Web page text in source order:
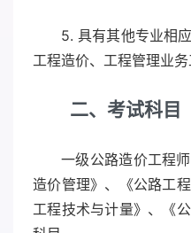
5. 具有其他专业相
工程造价、工程管理业务
二、考试科目
一级公路造价工程
造价管理》、《公路工
工程技术与计量》、《